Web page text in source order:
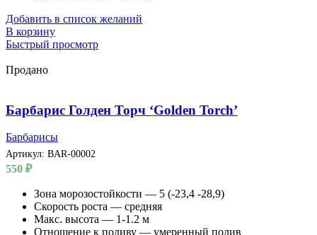
Добавить в список желаний
В корзину
Быстрый просмотр
Продано
Барбарис Голден Торч ‘Golden Torch’
Барбарисы
Артикул: BAR-00002
550 ₽
Зона морозостойкости — 5 (-23,4 -28,9)
Скорость роста — средняя
Макс. высота — 1-1.2 м
Отношение к поливу — умеренный полив